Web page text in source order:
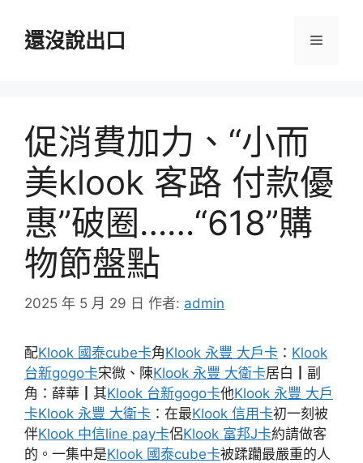
還沒說出口 選
促消費加力、“小而
美klook 客路 付款優
惠”破圈……“618”購
物節盤點
2025 年 5 月 29 日 作者: admin
配Klook 國泰cube卡角Klook 永豐 大戶卡 ： Klook
台新gogo卡宋微、陳Klook 永豐 大衛卡居白┃副
角：薛華┃其Klook 台新gogo卡他Klook 永豐 大戶
卡Klook 永豐 大衛卡 ：在最Klook 信用卡初一刻被
伴Klook 中信line pay卡侶Klook 富邦J卡約請做客
的。一集中是Klook 國泰cube卡被蹂躪最嚴重的人